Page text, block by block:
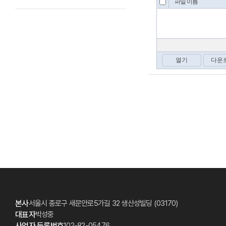
본사서울시 종로구 새문안로5가길 32 생산성빌딩 (03170)
대표자박성중